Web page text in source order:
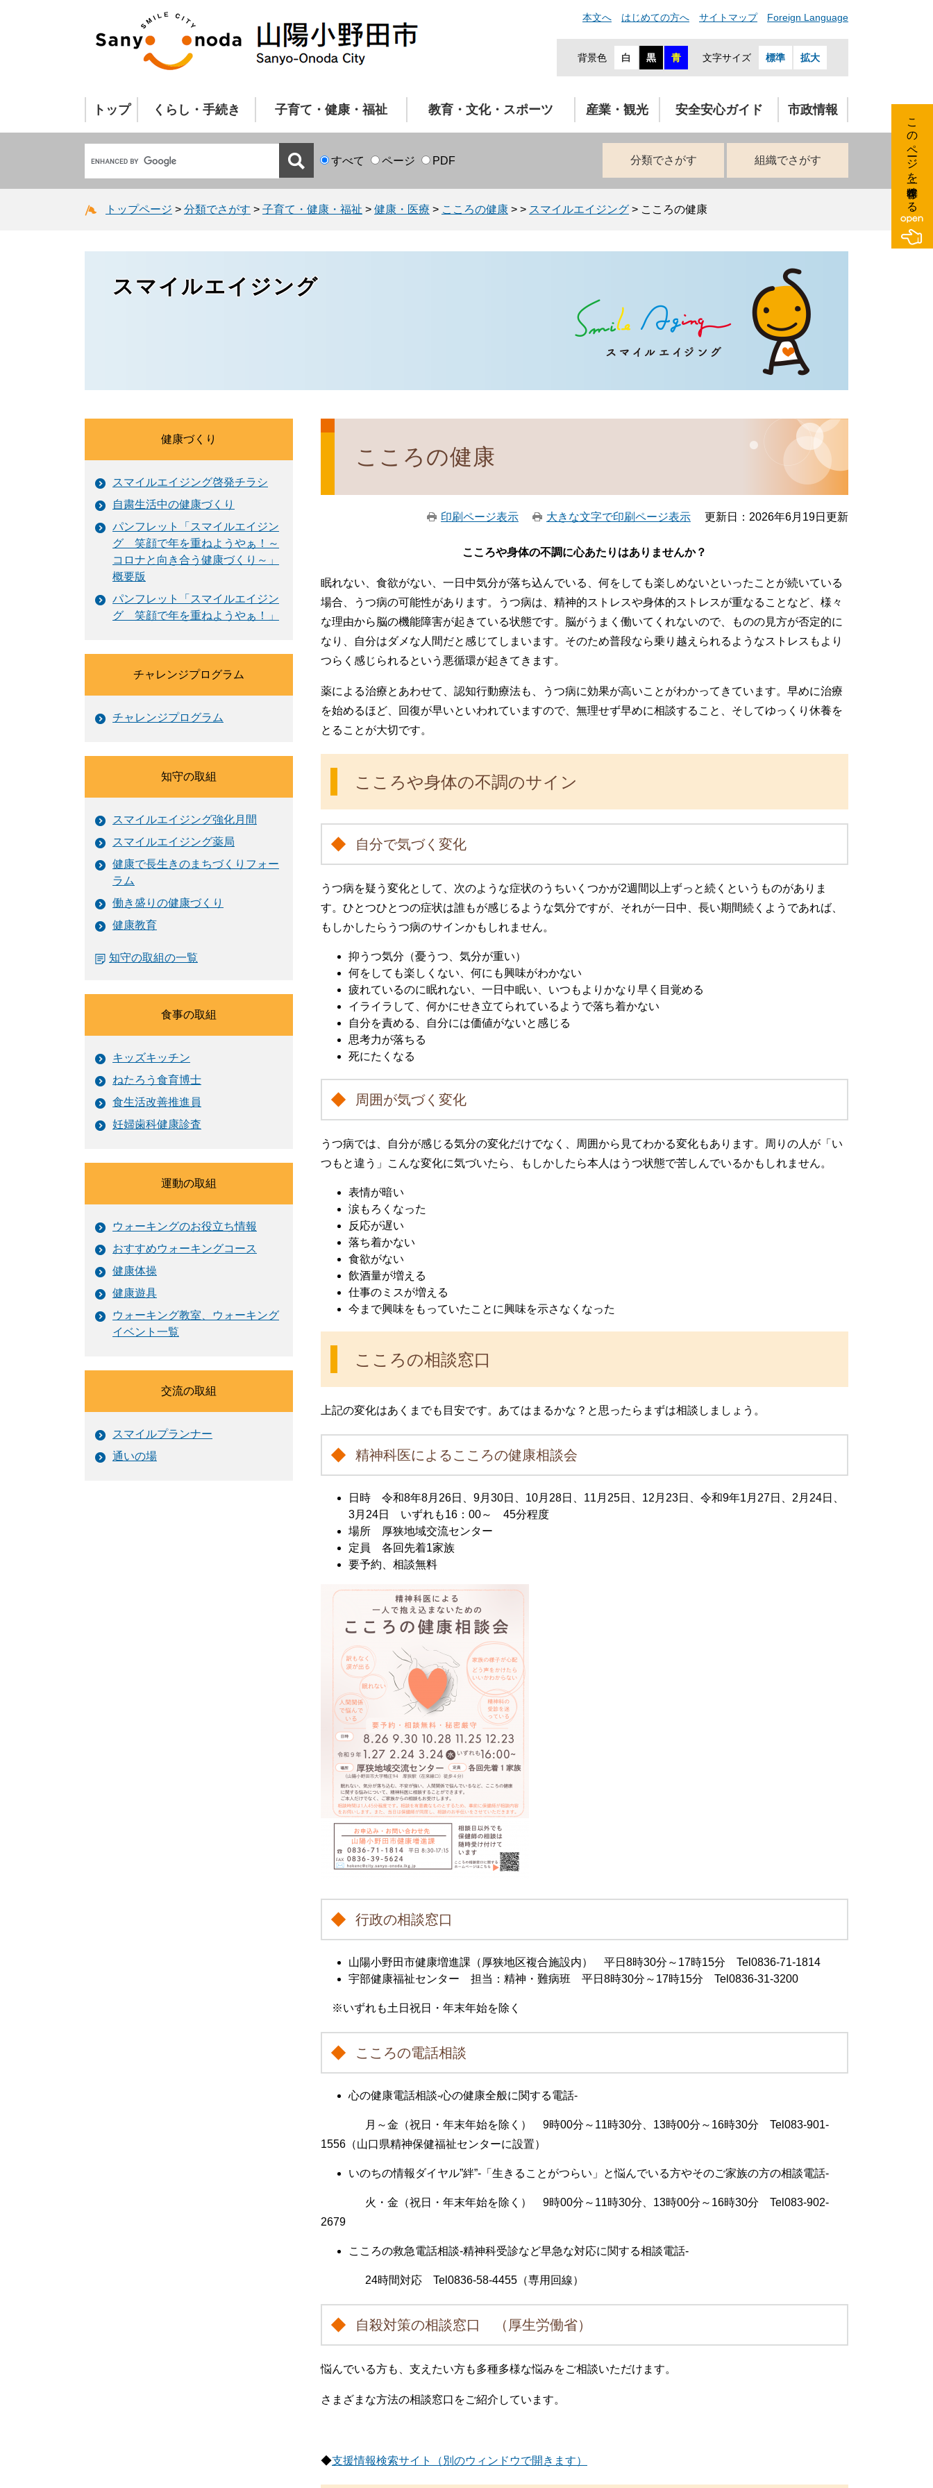
本文へ はじめての方へ サイトマップ Foreign Language
背景色 白 黒 青 文字サイズ 標準 拡大
トップ くらし・手続き 子育て・健康・福祉 教育・文化・スポーツ 産業・観光 安全安心ガイド 市政情報
すべて ページ PDF 分類でさがす 組織でさがす
トップページ > 分類でさがす > 子育て・健康・福祉 > 健康・医療 > こころの健康 > > スマイルエイジング > こころの健康
スマイルエイジング
こころの健康
印刷ページ表示 大きな文字で印刷ページ表示 更新日：2026年6月19日更新
こころや身体の不調に心あたりはありませんか？
眠れない、食欲がない、一日中気分が落ち込んでいる、何をしても楽しめないといったことが続いている
場合、うつ病の可能性があります。うつ病は、精神的ストレスや身体的ストレスが重なることなど、様々
な理由から脳の機能障害が起きている状態です。脳がうまく働いてくれないので、ものの見方が否定的に
なり、自分はダメな人間だと感じてしまいます。そのため普段なら乗り越えられるようなストレスもより
つらく感じられるという悪循環が起きてきます。
薬による治療とあわせて、認知行動療法も、うつ病に効果が高いことがわかってきています。早めに治療
を始めるほど、回復が早いといわれていますので、無理せず早めに相談すること、そしてゆっくり休養を
とることが大切です。
こころや身体の不調のサイン
自分で気づく変化
うつ病を疑う変化として、次のような症状のうちいくつかが2週間以上ずっと続くというものがありま
す。ひとつひとつの症状は誰もが感じるような気分ですが、それが一日中、長い期間続くようであれば、
もしかしたらうつ病のサインかもしれません。
抑うつ気分（憂うつ、気分が重い）
何をしても楽しくない、何にも興味がわかない
疲れているのに眠れない、一日中眠い、いつもよりかなり早く目覚める
イライラして、何かにせき立てられているようで落ち着かない
自分を責める、自分には価値がないと感じる
思考力が落ちる
死にたくなる
周囲が気づく変化
うつ病では、自分が感じる気分の変化だけでなく、周囲から見てわかる変化もあります。周りの人が「い
つもと違う」こんな変化に気づいたら、もしかしたら本人はうつ状態で苦しんでいるかもしれません。
表情が暗い
涙もろくなった
反応が遅い
落ち着かない
食欲がない
飲酒量が増える
仕事のミスが増える
今まで興味をもっていたことに興味を示さなくなった
こころの相談窓口
上記の変化はあくまでも目安です。あてはまるかな？と思ったらまずは相談しましょう。
精神科医によるこころの健康相談会
日時 令和8年8月26日、9月30日、10月28日、11月25日、12月23日、令和9年1月27日、2月24日、
3月24日 いずれも16：00～ 45分程度
場所 厚狭地域交流センター
定員 各回先着1家族
要予約、相談無料
行政の相談窓口
山陽小野田市健康増進課（厚狭地区複合施設内） 平日8時30分～17時15分 Tel0836-71-1814
宇部健康福祉センター 担当：精神・難病班 平日8時30分～17時15分 Tel0836-31-3200
※いずれも土日祝日・年末年始を除く
こころの電話相談
心の健康電話相談-心の健康全般に関する電話-
月～金（祝日・年末年始を除く） 9時00分～11時30分、13時00分～16時30分 Tel083-901-
1556（山口県精神保健福祉センターに設置）
いのちの情報ダイヤル”絆”-「生きることがつらい」と悩んでいる方やそのご家族の方の相談電話-
火・金（祝日・年末年始を除く） 9時00分～11時30分、13時00分～16時30分 Tel083-902-
2679
こころの救急電話相談-精神科受診など早急な対応に関する相談電話-
24時間対応 Tel0836-58-4455（専用回線）
自殺対策の相談窓口 （厚生労働省）
悩んでいる方も、支えたい方も多種多様な悩みをご相談いただけます。
さまざまな方法の相談窓口をご紹介しています。
◆支援情報検索サイト（別のウィンドウで開きます）
健康づくり
スマイルエイジング啓発チラシ
自粛生活中の健康づくり
パンフレット「スマイルエイジン
グ 笑顔で年を重ねようやぁ！～
コロナと向き合う健康づくり～」
概要版
パンフレット「スマイルエイジン
グ 笑顔で年を重ねようやぁ！」
チャレンジプログラム
チャレンジプログラム
知守の取組
スマイルエイジング強化月間
スマイルエイジング薬局
健康で長生きのまちづくりフォー
ラム
働き盛りの健康づくり
健康教育
知守の取組の一覧
食事の取組
キッズキッチン
ねたろう食育博士
食生活改善推進員
妊婦歯科健康診査
運動の取組
ウォーキングのお役立ち情報
おすすめウォーキングコース
健康体操
健康遊具
ウォーキング教室、ウォーキング
イベント一覧
交流の取組
スマイルプランナー
通いの場
このページを一時保存する